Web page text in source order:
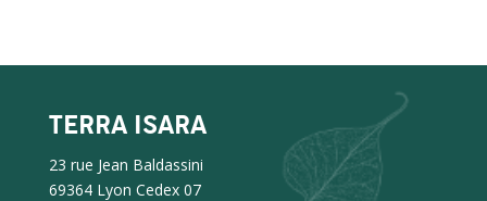
TERRA ISARA
23 rue Jean Baldassini
69364 Lyon Cedex 07